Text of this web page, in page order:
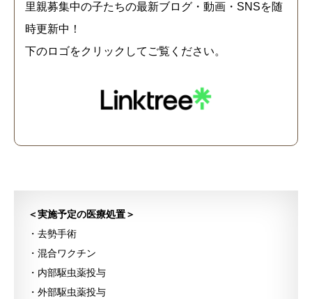
里親募集中の子たちの最新ブログ・動画・SNSを随
時更新中！
下のロゴをクリックしてご覧ください。
＜実施予定の医療処置＞
・去勢手術
・混合ワクチン
・内部駆虫薬投与
・外部駆虫薬投与